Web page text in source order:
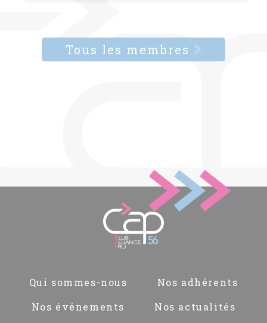
Tous les membres
Qui sommes-nous
Nos adhérents
Nos événements
Nos actualités